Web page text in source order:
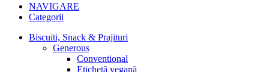
NAVIGARE
Categorii
Biscuiti, Snack & Prajituri
Generous
Conventional
Etichetă vegană